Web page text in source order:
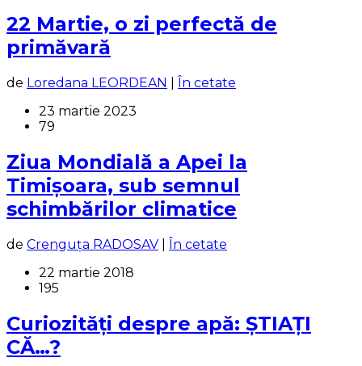
22 Martie, o zi perfectă de
primăvară
de Loredana LEORDEAN
În cetate
23 martie 2023
79
Ziua Mondială a Apei la
Timișoara, sub semnul
schimbărilor climatice
de Crenguța RADOSAV
În cetate
22 martie 2018
195
Curiozități despre apă: ȘTIAȚI
CĂ…?